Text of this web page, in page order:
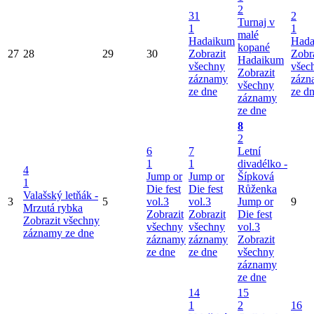
27 28 29 30
31
1
Hadaikum
Zobrazit
všechny
záznamy
ze dne
2
Turnaj v
malé
kopané
Hadaikum
Zobrazit
všechny
záznamy
ze dne
2
1
ze
3
4
1
Valašský letňák -
Mrzutá rybka
Zobrazit všechny
záznamy ze dne
5
6
1
Jump or
Die fest
vol.3
Zobrazit
všechny
záznamy
ze dne
7
1
Jump or
Die fest
vol.3
Zobrazit
všechny
záznamy
ze dne
8
2
Letní
divadélko -
Šípková
Růženka
Jump or
Die fest
vol.3
Zobrazit
všechny
záznamy
ze dne
9
14
1
15
2
16